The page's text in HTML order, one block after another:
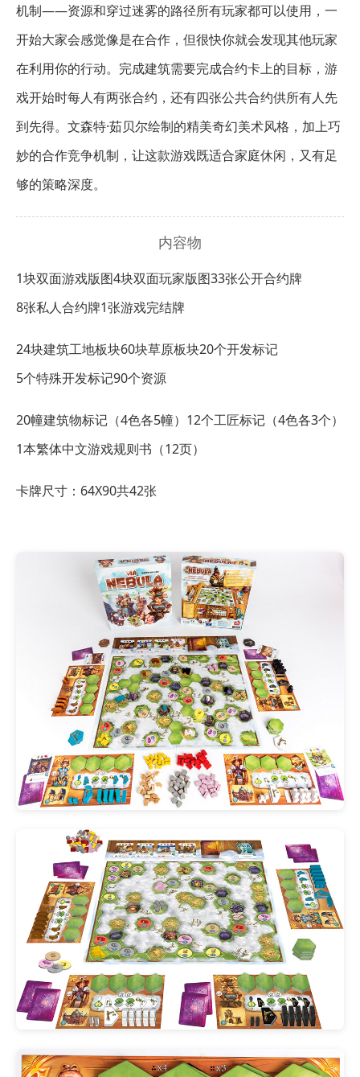
机制——资源和穿过迷雾的路径所有玩家都可以使用，一
开始大家会感觉像是在合作，但很快你就会发现其他玩家
在利用你的行动。完成建筑需要完成合约卡上的目标，游
戏开始时每人有两张合约，还有四张公共合约供所有人先
到先得。文森特·茹贝尔绘制的精美奇幻美术风格，加上巧
妙的合作竞争机制，让这款游戏既适合家庭休闲，又有足
够的策略深度。
内容物
1块双面游戏版图4块双面玩家版图33张公开合约牌
8张私人合约牌1张游戏完结牌
24块建筑工地板块60块草原板块20个开发标记
5个特殊开发标记90个资源
20幢建筑物标记（4色各5幢） 12个工匠标记（4色各3个）
1本繁体中文游戏规则书（12页）
卡牌尺寸：64X90共42张